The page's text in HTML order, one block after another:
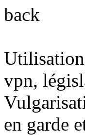
back
vpn,
en garde